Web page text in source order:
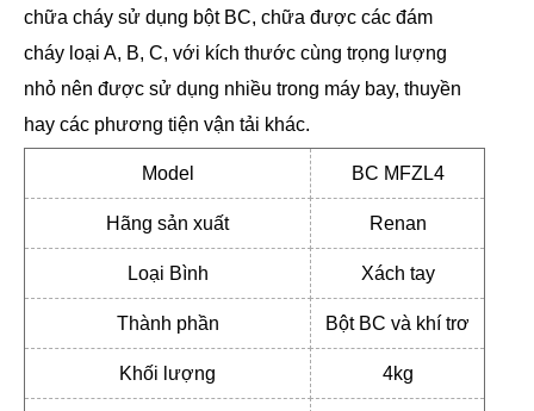
chữa cháy sử dụng bột BC, chữa được các đám
cháy loại A, B, C, với kích thước cùng trọng lượng
nhỏ nên được sử dụng nhiều trong máy bay, thuyền
hay các phương tiện vận tải khác.
Model BC MFZL4
Hãng sản xuất Renan
Loại Bình Xách tay
Thành phần Bột BC và khí trơ
Khối lượng 4kg